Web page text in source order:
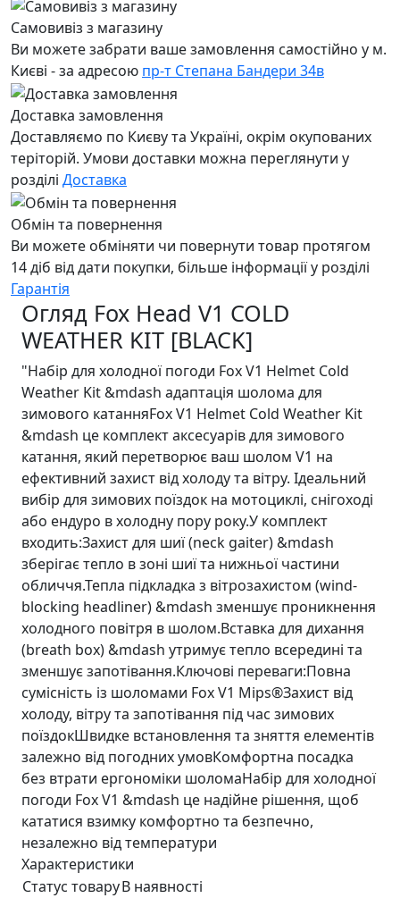
Самовивіз з магазину
Ви можете забрати ваше замовлення самостійно у м.
Києві - за адресою пр-т Степана Бандери 34в
Доставка замовлення
Доставляємо по Києву та Україні, окрім окупованих
теріторій. Умови доставки можна переглянути у
розділі Доставка
Обмін та повернення
Ви можете обміняти чи повернути товар протягом
14 діб від дати покупки, більше інформації у розділі
Гарантія
Огляд Fox Head V1 COLD
WEATHER KIT [BLACK]
"Набір для холодної погоди Fox V1 Helmet Cold
Weather Kit &mdash адаптація шолома для
зимового катанняFox V1 Helmet Cold Weather Kit
&mdash це комплект аксесуарів для зимового
катання, який перетворює ваш шолом V1 на
ефективний захист від холоду та вітру. Ідеальний
вибір для зимових поїздок на мотоциклі, снігоході
або ендуро в холодну пору року.У комплект
входить:Захист для шиї (neck gaiter) &mdash
зберігає тепло в зоні шиї та нижньої частини
обличчя.Тепла підкладка з вітрозахистом (wind-
blocking headliner) &mdash зменшує проникнення
холодного повітря в шолом.Вставка для дихання
(breath box) &mdash утримує тепло всередині та
зменшує запотівання.Ключові переваги:Повна
сумісність із шоломами Fox V1 Mips®Захист від
холоду, вітру та запотівання під час зимових
поїздокШвидке встановлення та зняття елементів
залежно від погодних умовКомфортна посадка
без втрати ергономіки шоломаНабір для холодної
погоди Fox V1 &mdash це надійне рішення, щоб
кататися взимку комфортно та безпечно,
незалежно від температури
Характеристики
Статус товаруВ наявності